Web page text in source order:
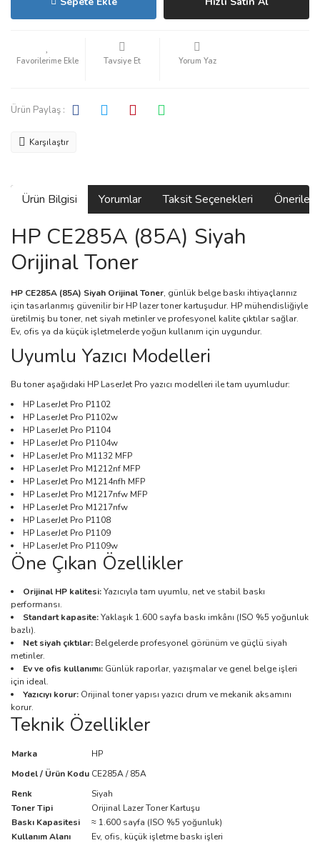
Tavsiye Et Yorum Yaz
Ürün Paylaş :
Karşılaştır
Ürün Bilgisi Yorumlar Taksit Seçenekleri
HP CE285A (85A) Siyah
Orijinal Toner
HP CE285A (85A) Siyah Orijinal Toner, günlük belge baskı ihtiyaçlarınız
için tasarlanmış güvenilir bir HP lazer toner kartuşudur. HP mühendisliğiyle
üretilmiş bu toner, net siyah metinler ve profesyonel kalite çıktılar sağlar.
Ev, ofis ya da küçük işletmelerde yoğun kullanım için uygundur.
Uyumlu Yazıcı Modelleri
Bu toner aşağıdaki HP LaserJet Pro yazıcı modelleri ile tam uyumludur:
HP LaserJet Pro P1102
HP LaserJet Pro P1102w
HP LaserJet Pro P1104
HP LaserJet Pro P1104w
HP LaserJet Pro M1132 MFP
HP LaserJet Pro M1212nf MFP
HP LaserJet Pro M1214nfh MFP
HP LaserJet Pro M1217nfw MFP
HP LaserJet Pro M1217nfw
HP LaserJet Pro P1108
HP LaserJet Pro P1109
HP LaserJet Pro P1109w
Öne Çıkan Özellikler
Orijinal HP kalitesi:Yazıcıyla tam uyumlu, net ve stabil baskı
performansı.
Standart kapasite:Yaklaşık 1.600 sayfa baskı imkânı (ISO %5 yoğunluk
bazlı).
Net siyah çıktılar: Belgelerde profesyonel görünüm ve güçlü siyah
metinler.
Ev ve ofis kullanımı: Günlük raporlar, yazışmalar ve genel belge işleri
için ideal.
Yazıcıyı korur: Orijinal toner yapısı yazıcı drum ve mekanik aksamını
korur.
Teknik Özellikler
Marka
HP
Model / Ürün Kodu CE285A / 85A
Renk
Siyah
Toner Tipi
Orijinal Lazer Toner Kartuşu
Baskı Kapasitesi
≈ 1.600 sayfa (ISO %5 yoğunluk)
Kullanım Alanı
Ev, ofis, küçük işletme baskı işleri